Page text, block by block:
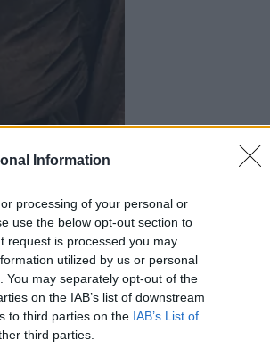
Information
processing of your personal or
use the below opt-out section to
request is processed you may
utilized by us or personal
may separately opt-out of the
on the IAB’s list of downstream
to third parties on the IAB’s List of
third parties.
ojoimages
WIR